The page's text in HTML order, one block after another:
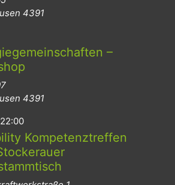
4391
–
4391
22:00
Kompetenztreffen